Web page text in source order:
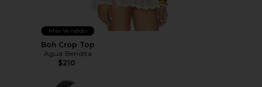
Más Vendido
Boh Crop Top
Agua Bendita
$210